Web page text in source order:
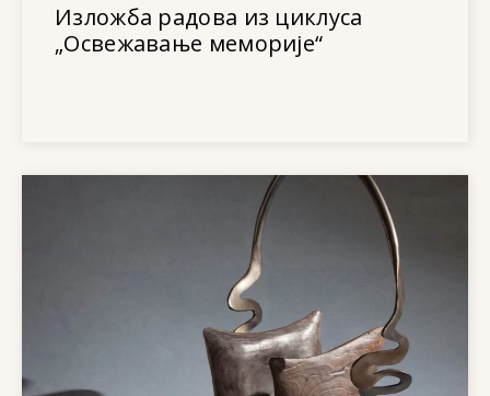
Изложба радова из циклуса
„Освежавање меморије“